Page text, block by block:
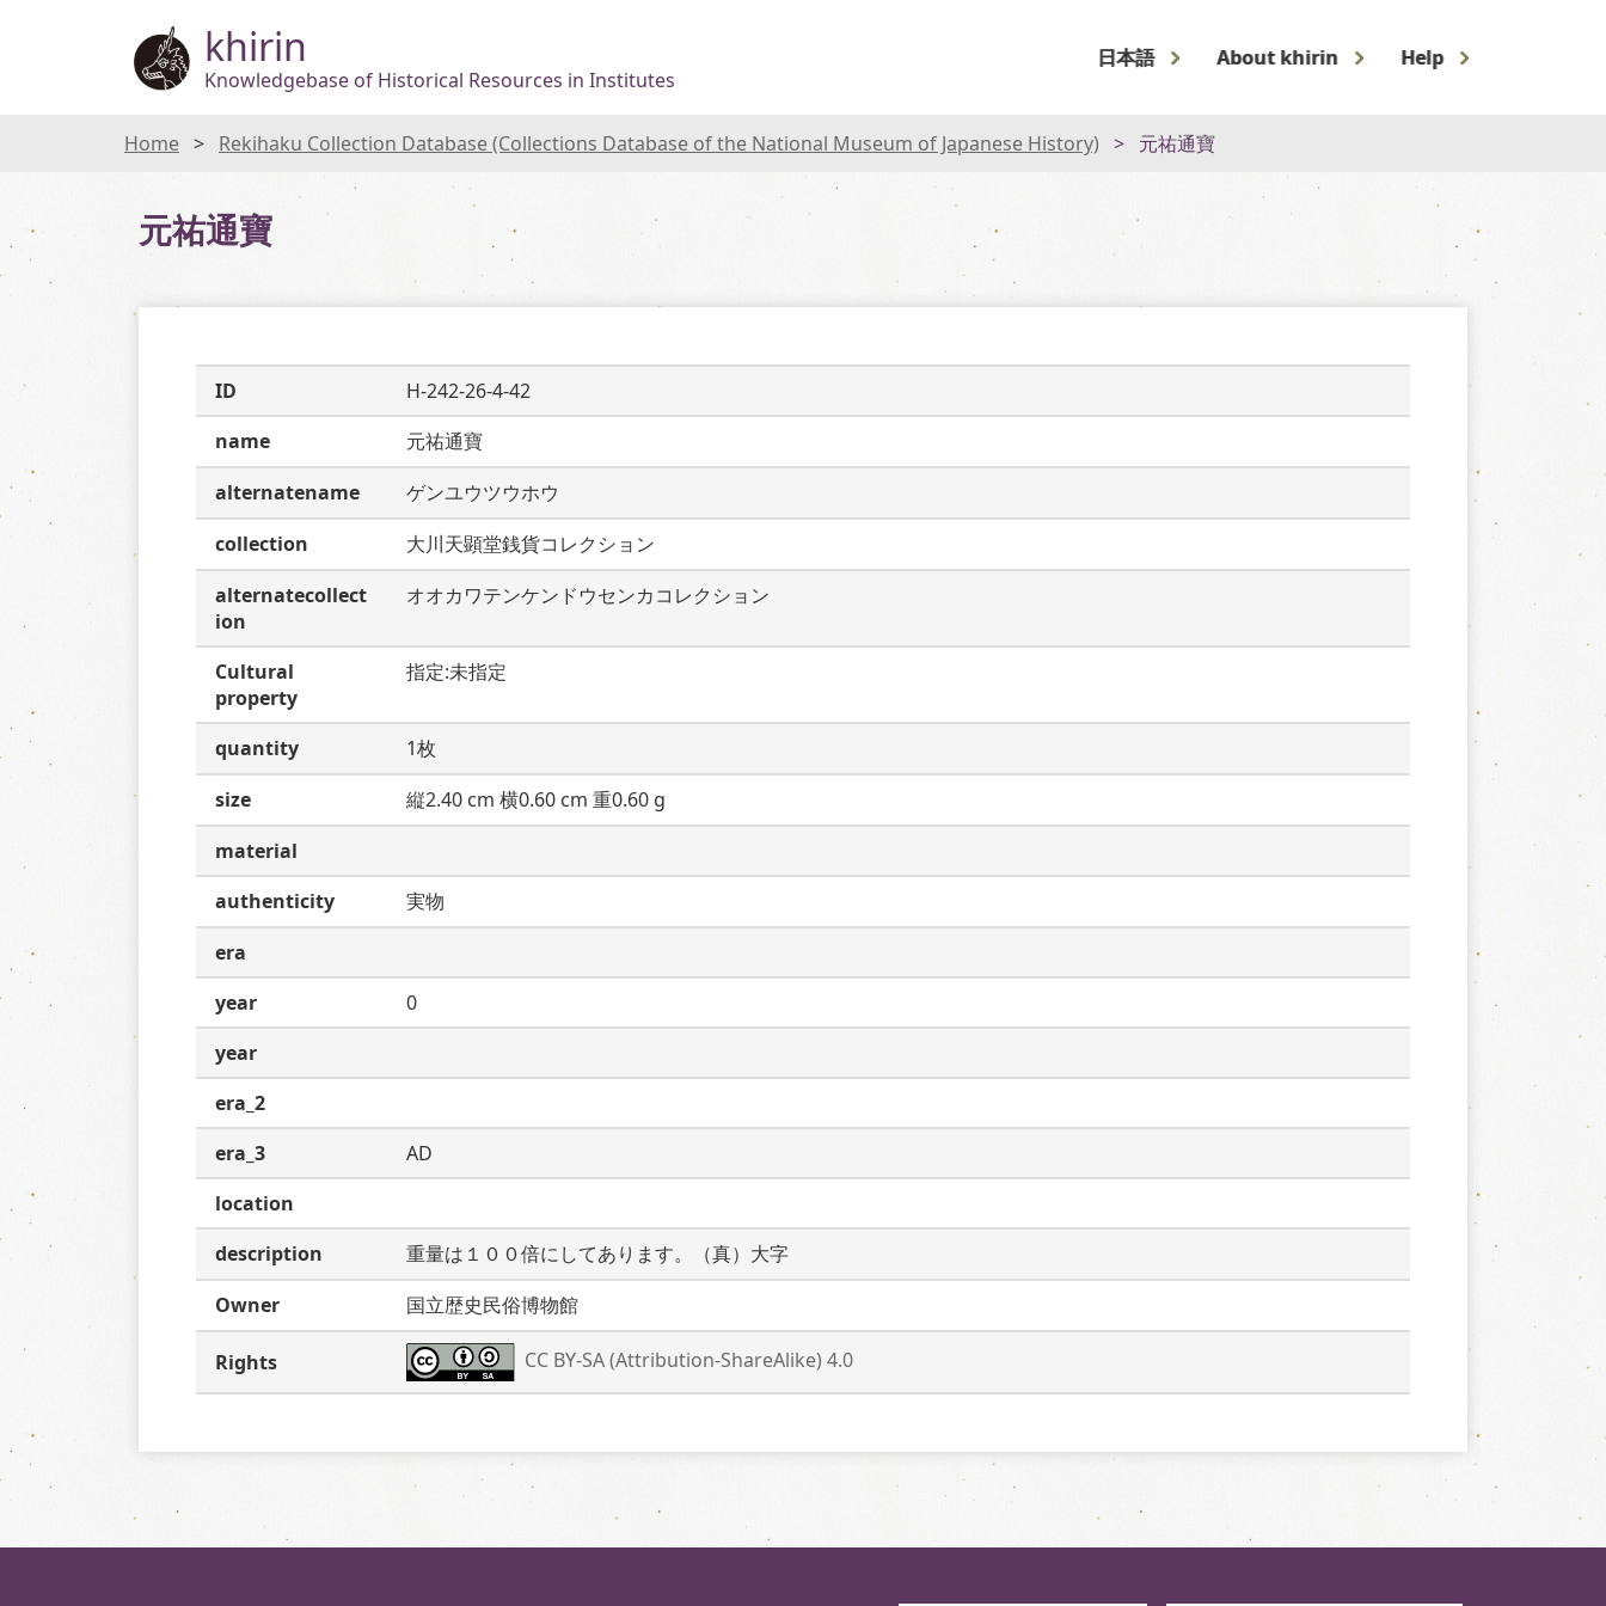
khirin
Knowledgebase of Historical Resources in Institutes
日本語 About khirin Help
Home Rekihaku Collection Database (Collections Database of the National Museum of Japanese History) 元祐通寶
元祐通寶
ID
H-242-26-4-42
name
元祐通寶
alternatename
ゲンユウツウホウ
collection
大川天顕堂銭貨コレクション
alternatecollect
ion
オオカワテンケンドウセンカコレクション
Cultural
property
指定:未指定
quantity
1枚
size
縦2.40 cm 横0.60 cm 重0.60 g
material
authenticity
実物
era
year
0
year
era_2
era_3
AD
location
description
重量は１００倍にしてあります。（真）大字
Owner
国立歴史民俗博物館
Rights CC BY-SA (Attribution-ShareAlike) 4.0